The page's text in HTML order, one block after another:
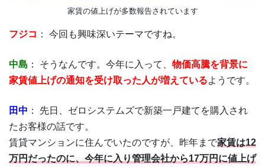
家賃の値上げが多数報告されています
フジコ ： 今回も興味深いテーマですね。
中島 ： そうなんです。今年に入って、 物価高騰を背景に
家賃値上げの通知を受け取った人が増えているようです。
田中 ： 先日、ゼロシステムズで新築一戸建てを購入され
たお客様の話です。
賃貸マンションに住んでいたのですが、昨年まで家賃は12
万円だったのに、今年に入り管理会社から17万円に値上げ